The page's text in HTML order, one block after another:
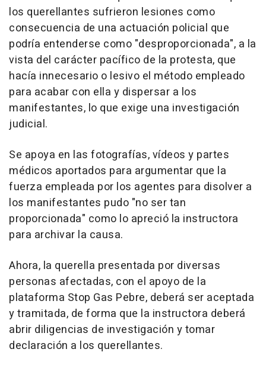
los querellantes sufrieron lesiones como
consecuencia de una actuación policial que
podría entenderse como "desproporcionada", a la
vista del carácter pacífico de la protesta, que
hacía innecesario o lesivo el método empleado
para acabar con ella y dispersar a los
manifestantes, lo que exige una investigación
judicial.
Se apoya en las fotografías, vídeos y partes
médicos aportados para argumentar que la
fuerza empleada por los agentes para disolver a
los manifestantes pudo "no ser tan
proporcionada" como lo apreció la instructora
para archivar la causa.
Ahora, la querella presentada por diversas
personas afectadas, con el apoyo de la
plataforma Stop Gas Pebre, deberá ser aceptada
y tramitada, de forma que la instructora deberá
abrir diligencias de investigación y tomar
declaración a los querellantes.